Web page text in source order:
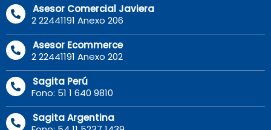
Asesor Comercial Javiera
2 22441191 Anexo 206
Asesor Ecommerce
2 22441191 Anexo 202
Sagita Perú
Fono: 51 1 640 9810
Sagita Argentina